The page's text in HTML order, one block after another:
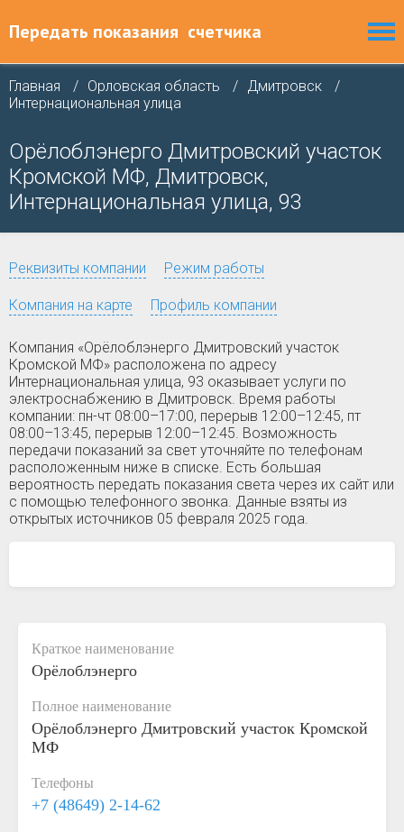
Передать показания счетчика
Главная Орловская область
Дмитровск
Интернациональная улица
Орёлоблэнерго Дмитровский участок
Кромской МФ, Дмитровск,
Интернациональная улица, 93
Реквизиты компании Режим работы
Компания на карте Профиль компании
Компания «Орёлоблэнерго Дмитровский участок
Кромской МФ» расположена по адресу
Интернациональная улица, 93 оказывает услуги по
электроснабжению в Дмитровск. Время работы
компании: пн-чт 08:00–17:00, перерыв 12:00–12:45, пт
08:00–13:45, перерыв 12:00–12:45. Возможность
передачи показаний за свет уточняйте по телефонам
расположенным ниже в списке. Есть большая
вероятность передать показания света через их сайт или
с помощью телефонного звонка. Данные взяты из
открытых источников 05 февраля 2025 года.
Краткое наименование
Орёлоблэнерго
Полное наименование
Орёлоблэнерго Дмитровский участок Кромской
МФ
Телефоны
+7 (48649) 2-14-62